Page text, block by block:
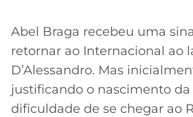
Abel Braga recebeu uma
retornar ao Internacional ao
D’Alessandro. Mas
justificando o nascimento da
dificuldade de se chegar ao